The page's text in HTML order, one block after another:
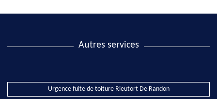
Autres services
Urgence fuite de toiture Rieutort De Randon